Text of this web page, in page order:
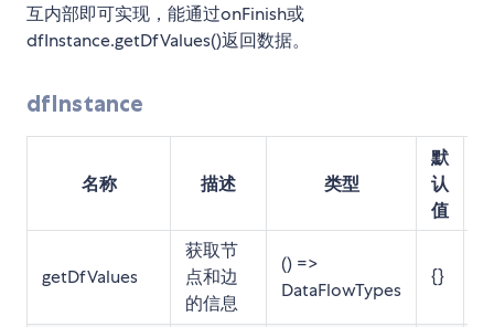
互内部即可实现，能通过onFinish或
dfInstance.getDfValues()返回数据。
dfInstance
名称 描述 类型
默
认
值
getDfValues
获取节
点和边
的信息
() =>
DataFlowTypes
{}